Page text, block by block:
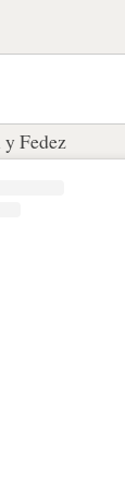
Fedez